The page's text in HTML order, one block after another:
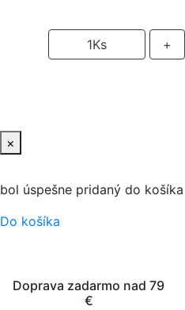
1Ks +
×
bol úspešne pridaný do košíka
Do košíka
Doprava zadarmo nad 79
€